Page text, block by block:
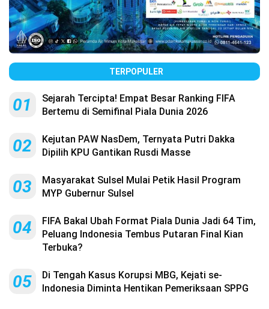
TERPOPULER
01
Sejarah Tercipta! Empat Besar Ranking FIFA
Bertemu di Semifinal Piala Dunia 2026
02
Kejutan PAW NasDem, Ternyata Putri Dakka
Dipilih KPU Gantikan Rusdi Masse
03
Masyarakat Sulsel Mulai Petik Hasil Program
MYP Gubernur Sulsel
04
FIFA Bakal Ubah Format Piala Dunia Jadi 64 Tim,
Peluang Indonesia Tembus Putaran Final Kian
Terbuka?
05
Di Tengah Kasus Korupsi MBG, Kejati se-
Indonesia Diminta Hentikan Pemeriksaan SPPG